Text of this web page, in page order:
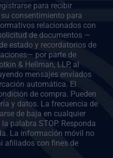
para recibir
consentimiento para
relacionados con
de documentos —
estado y recordatorios de
por parte de
& Hellman, LLP, al
mensajes enviados
automática. El
de compra. Pueden
y datos. La frecuencia de
de baja en cualquier
palabra STOP. Responda
La información móvil no
afiliados con fines de